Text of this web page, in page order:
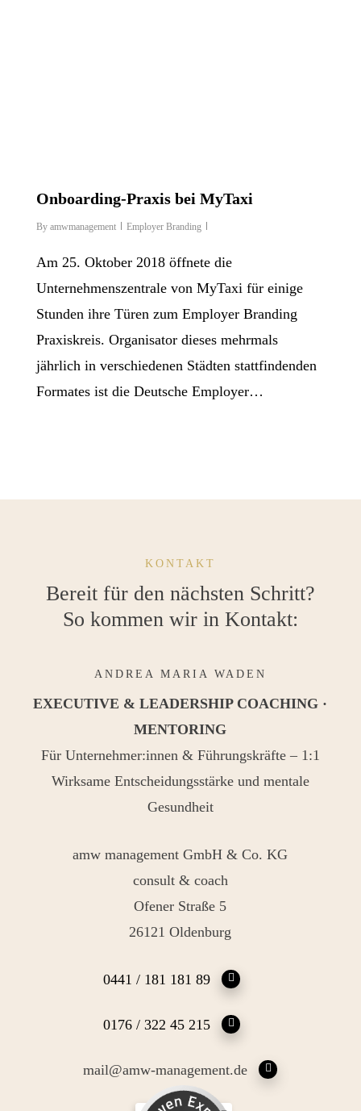
Onboarding-Praxis bei MyTaxi
By amwmanagement Employer Branding
Am 25. Oktober 2018 öffnete die
Unternehmenszentrale von MyTaxi für einige
Stunden ihre Türen zum Employer Branding
Praxiskreis. Organisator dieses mehrmals
jährlich in verschiedenen Städten stattfindenden
Formates ist die Deutsche Employer…
KONTAKT
Bereit für den nächsten Schritt?
So kommen wir in Kontakt:
ANDREA MARIA WADEN
EXECUTIVE & LEADERSHIP COACHING ·
MENTORING
Für Unternehmer:innen & Führungskräfte – 1:1
Wirksame Entscheidungsstärke und mentale
Gesundheit
amw management GmbH & Co. KG
consult & coach
Ofener Straße 5
26121 Oldenburg
0441 / 181 181 89
0176 / 322 45 215
mail@amw-management.de